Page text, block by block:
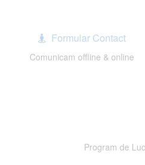
Formular Contact
Comunicam offline & online
Program de